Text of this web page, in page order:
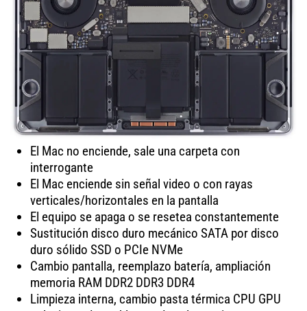
El Mac no enciende, sale una carpeta con
interrogante
El Mac enciende sin señal video o con rayas
verticales/horizontales en la pantalla
El equipo se apaga o se resetea constantemente
Sustitución disco duro mecánico SATA por disco
duro sólido SSD o PCIe NVMe
Cambio pantalla, reemplazo batería, ampliación
memoria RAM DDR2 DDR3 DDR4
Limpieza interna, cambio pasta térmica CPU GPU